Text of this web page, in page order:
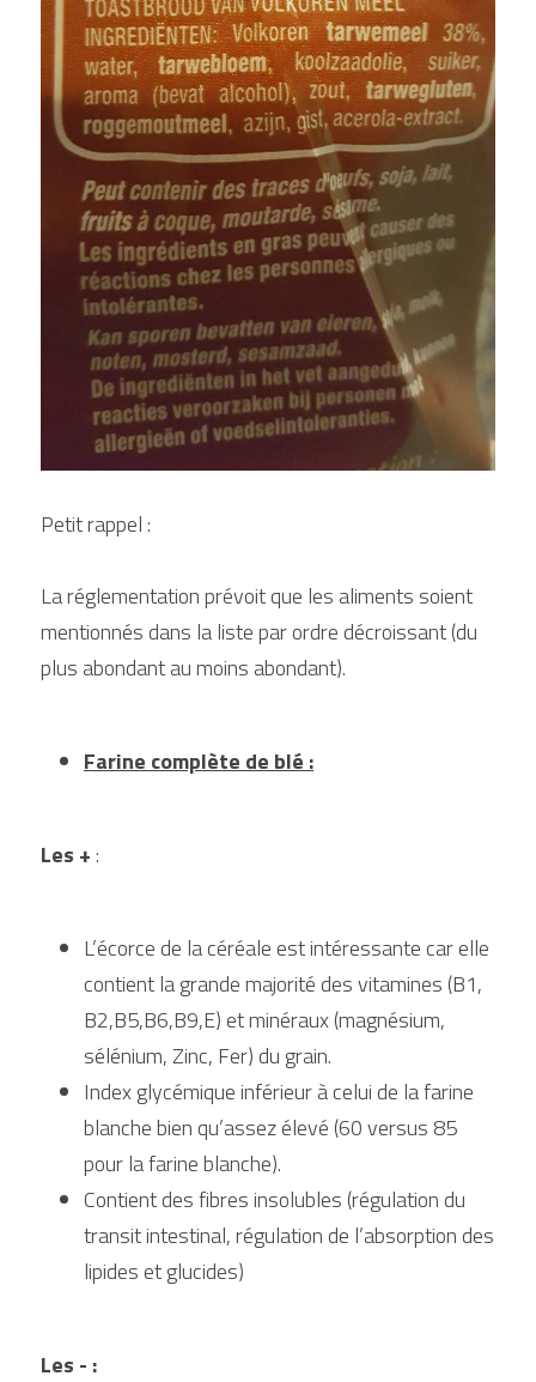
Petit rappel :
La réglementation prévoit que les aliments soient
mentionnés dans la liste par ordre décroissant (du
plus abondant au moins abondant).
Farine complète de blé :
Les + :
L’écorce de la céréale est intéressante car elle
contient la grande majorité des vitamines (B1,
B2,B5,B6,B9,E) et minéraux (magnésium,
sélénium, Zinc, Fer) du grain.
Index glycémique inférieur à celui de la farine
blanche bien qu’assez élevé (60 versus 85
pour la farine blanche).
Contient des fibres insolubles (régulation du
transit intestinal, régulation de l’absorption des
lipides et glucides)
Les - :